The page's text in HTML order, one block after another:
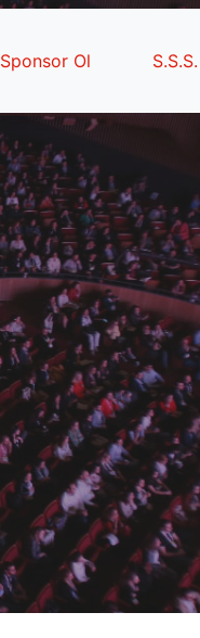
Sponsor Ol S.S.S.